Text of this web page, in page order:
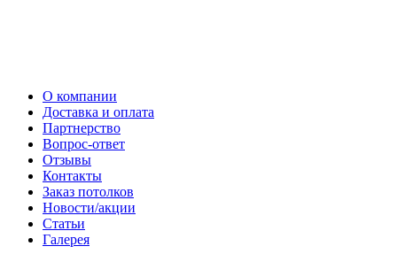
О компании
Доставка и оплата
Партнерство
Вопрос-ответ
Отзывы
Контакты
Заказ потолков
Новости/акции
Статьи
Галерея